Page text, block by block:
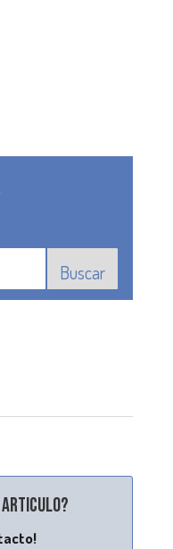
Buscar
articulo?